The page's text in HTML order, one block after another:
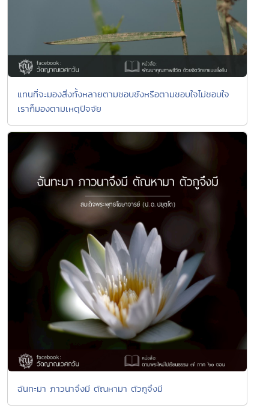
แทนที่จะมองสิ่งทั้งหลายตามชอบชังหรือตามชอบใจไม่ชอบใจ
เราก็มองตามเหตุปัจจัย
ฉันทะมา ภาวนาจึงมี ตัณหามา ตัวกูจึงมี